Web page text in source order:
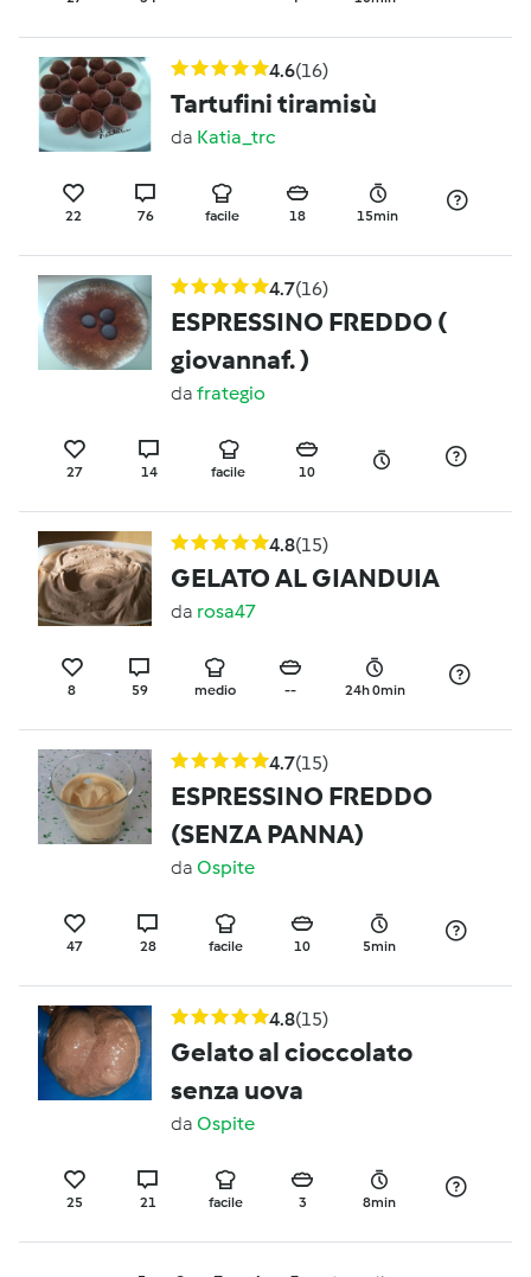
4.6(16)
Tartufini tiramisù
da Katia_trc
22 76 facile 18 15min
4.7(16)
ESPRESSINO FREDDO (
giovannaf. )
da frategio
27 14 facile 10
4.8(15)
GELATO AL GIANDUIA
da rosa47
8 59 medio -- 24h 0min
4.7(15)
ESPRESSINO FREDDO
(SENZA PANNA)
da Ospite
47 28 facile 10 5min
4.8(15)
Gelato al cioccolato
senza uova
da Ospite
25 21 facile 3 8min